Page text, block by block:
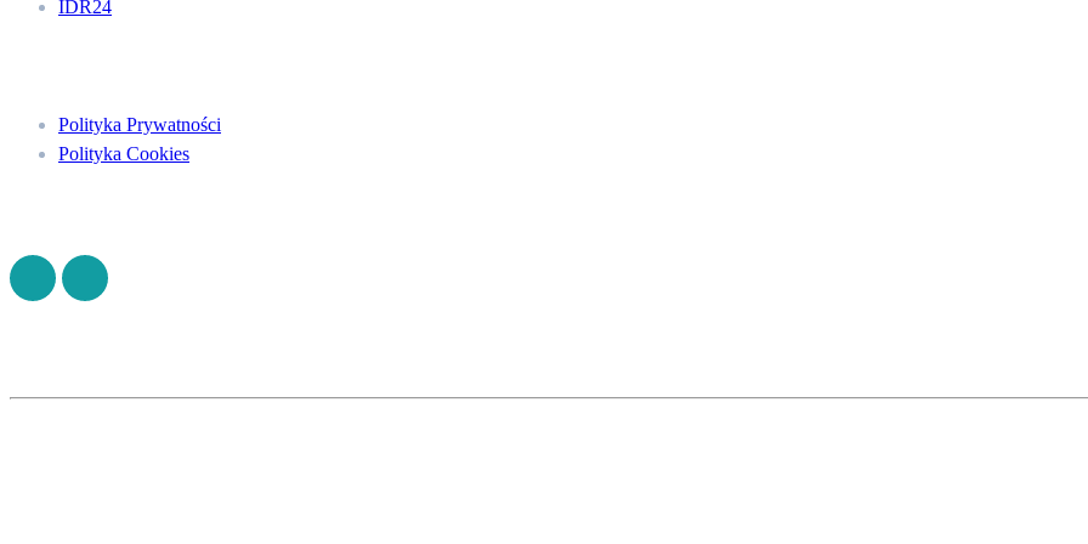
IDR24
Polityka Prywatności
Polityka Cookies